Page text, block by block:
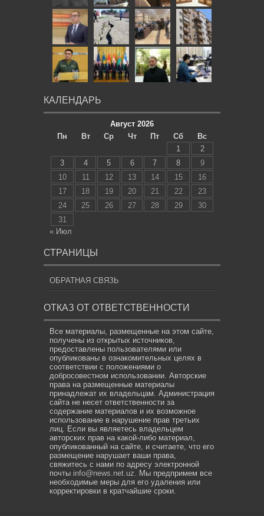
КАЛЕНДАРЬ
Август 2026
Пн
Вт Ср Чт Пт Сб
Вс
1
2
3
4 5 6 7 8
9
10
11 12 13 14 15
16
17
18 19 20 21 22
23
24
25 26 27 28 29
30
31
« Июл
СТРАНИЦЫ
ОБРАТНАЯ СВЯЗЬ
ОТКАЗ ОТ ОТВЕТСТВЕННОСТИ
Все материалы, размещенные на этом сайте,
получены из открытых источников,
предоставлены пользователями или
опубликованы в ознакомительных целях в
соответствии с положениями о
добросовестном использовании. Авторские
права на размещенные материалы
принадлежат их владельцам. Администрация
сайта не несет ответственности за
содержание материалов и их возможное
использование в нарушение прав третьих
лиц. Если вы являетесь владельцем
авторских прав на какой-либо материал,
опубликованный на сайте, и считаете, что его
размещение нарушает ваши права,
свяжитесь с нами по адресу электронной
почты info@news.net.uz . Мы предпримем все
необходимые меры для его удаления или
корректировки в кратчайшие сроки.